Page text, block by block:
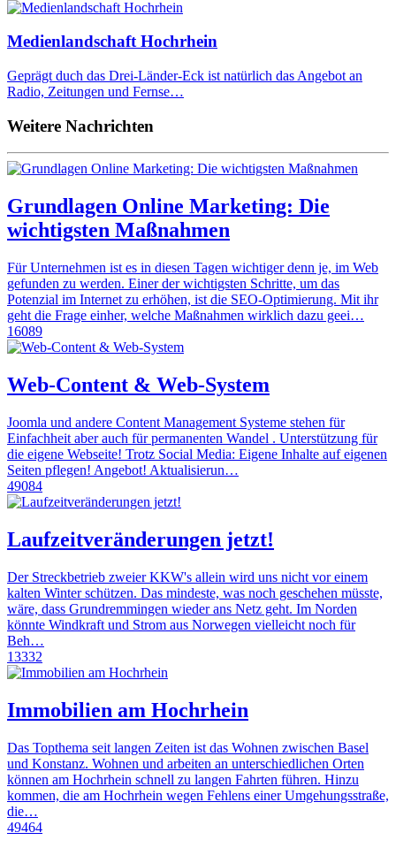
Medienlandschaft Hochrhein
Geprägt duch das Drei-Länder-Eck ist natürlich das Angebot an
Radio, Zeitungen und Fernse…
Weitere Nachrichten
Grundlagen Online Marketing: Die
wichtigsten Maßnahmen
Für Unternehmen ist es in diesen Tagen wichtiger denn je, im Web
gefunden zu werden. Einer der wichtigsten Schritte, um das
Potenzial im Internet zu erhöhen, ist die SEO-Optimierung. Mit ihr
geht die Frage einher, welche Maßnahmen wirklich dazu geei…
16089
Web-Content & Web-System
Joomla und andere Content Management Systeme stehen für
Einfachheit aber auch für permanenten Wandel . Unterstützung für
die eigene Webseite! Trotz Social Media: Eigene Inhalte auf eigenen
Seiten pflegen! Angebot! Aktualisierun…
49084
Laufzeitveränderungen jetzt!
Der Streckbetrieb zweier KKW's allein wird uns nicht vor einem
kalten Winter schützen. Das mindeste, was noch geschehen müsste,
wäre, dass Grundremmingen wieder ans Netz geht. Im Norden
könnte Windkraft und Strom aus Norwegen vielleicht noch für
Beh…
13332
Immobilien am Hochrhein
Das Topthema seit langen Zeiten ist das Wohnen zwischen Basel
und Konstanz. Wohnen und arbeiten an unterschiedlichen Orten
können am Hochrhein schnell zu langen Fahrten führen. Hinzu
kommen, die am Hochrhein wegen Fehlens einer Umgehungsstraße,
die…
49464